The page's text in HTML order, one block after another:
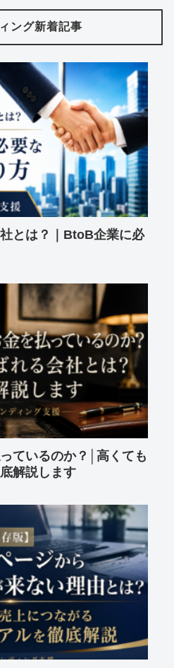
ング新着記事
とは？｜BtoB企業に必
ているのか？│高くても
解説します